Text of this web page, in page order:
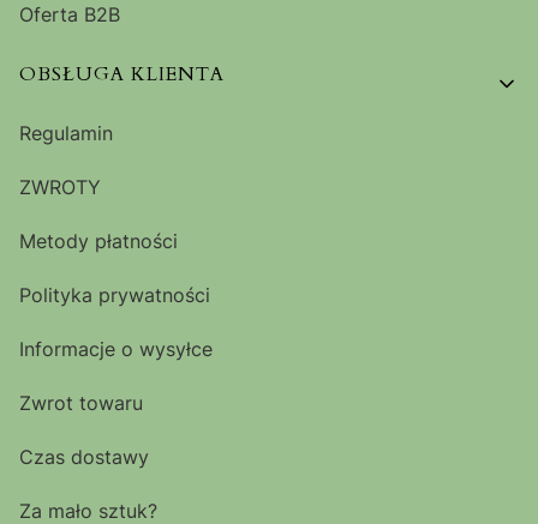
Oferta B2B
OBSŁUGA KLIENTA
Regulamin
ZWROTY
Metody płatności
Polityka prywatności
Informacje o wysyłce
Zwrot towaru
Czas dostawy
Za mało sztuk?